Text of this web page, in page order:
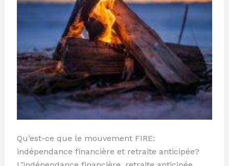
Qu’est-ce que le mouvement FIRE:
indépendance financière et retraite anticipée?